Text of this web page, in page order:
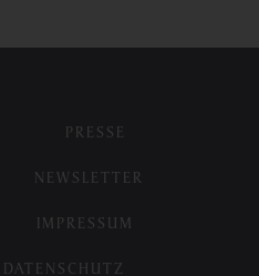
PRESSE
NEWSLETTER
IMPRESSUM
DATENSCHUTZ